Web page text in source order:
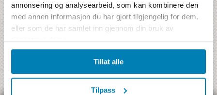
annonsering og analysearbeid, som kan kombinere den
med annen informasjon du har gjort tilgjengelig for dem,
eller som de har samlet inn gjennom din bruk av
tjenestene deres.
Tillat alle
Tilpass